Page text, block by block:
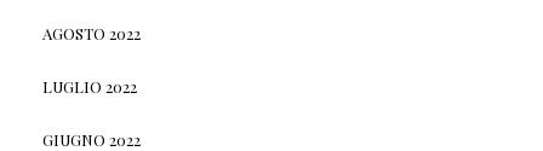
AGOSTO 2022
LUGLIO 2022
GIUGNO 2022